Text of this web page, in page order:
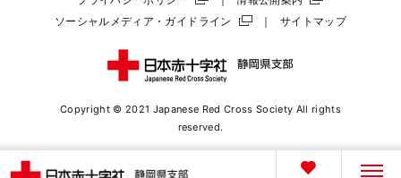
ソーシャルメディア・ガイドライン
サイトマップ
Copyright © 2021 Japanese Red Cross Society All rights
reserved.